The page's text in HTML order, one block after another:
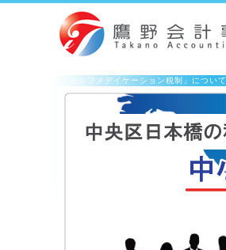
「セルフメデイケーション税制」について